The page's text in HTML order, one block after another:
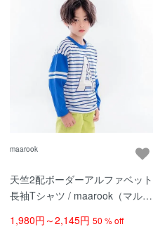
maarook
天竺2配ボーダーアルファベット
長袖Tシャツ / maarook（マルー
1,980円～2,145円 50 % off